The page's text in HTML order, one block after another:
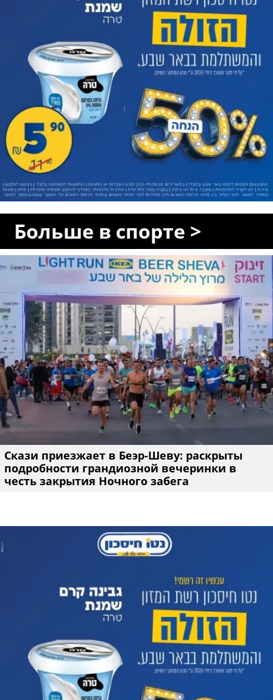
Больше в спорте >
Скази приезжает в Беэр-Шеву: раскрыты
подробности грандиозной вечеринки в
честь закрытия Ночного забега